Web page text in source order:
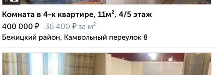
Комната в 4-к квартире, 11м², 4/5 этаж
400 000 ₽ 36 400 ₽ за м²
Бежицкий район, Камвольный переулок 8